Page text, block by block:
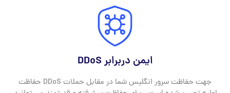
ایمن دربرابر DDoS
جهت حفاظت سرور انگلیس شما در مقابل حملات DDoS حفاظت